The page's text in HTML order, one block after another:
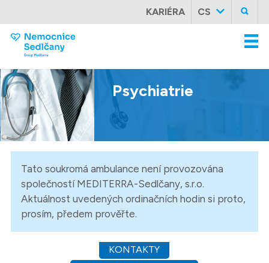
KARIÉRA CS
Psychiatrie
Tato soukromá ambulance není provozována
společností MEDITERRA-Sedlčany, s.r.o.
Aktuálnost uvedených ordinačních hodin si proto,
prosím, předem prověřte.
KONTAKTY